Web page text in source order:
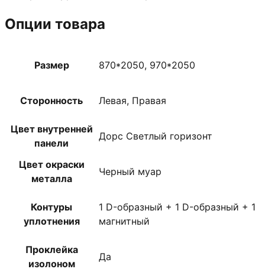
Опции товара
Размер 870*2050, 970*2050
Сторонность Левая, Правая
Цвет внутренней
панели
Дорс Светлый горизонт
Цвет окраски
металла
Черный муар
Контуры
уплотнения
1 D-образный + 1 D-образный + 1
магнитный
Проклейка
изолоном
Да